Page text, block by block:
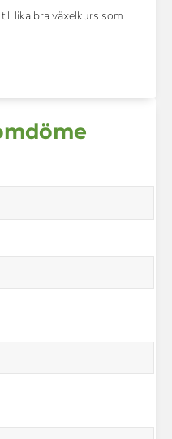
lika bra växelkurs som